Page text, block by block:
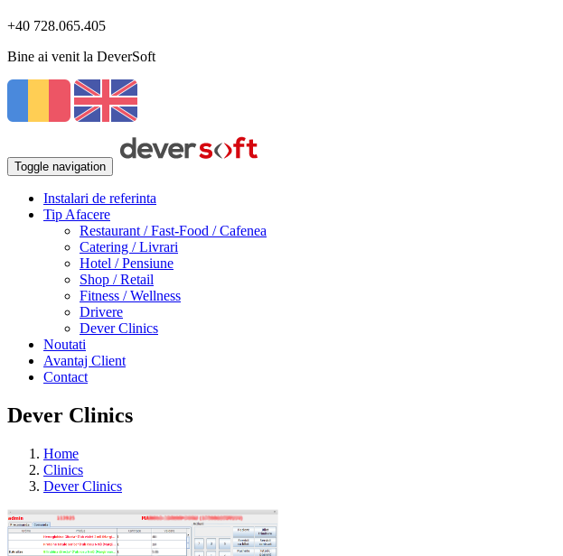
+40 728.065.405
Bine ai venit la DeverSoft
Toggle navigation
Instalari de referinta
Tip Afacere
Restaurant / Fast-Food / Cafenea
Catering / Livrari
Hotel / Pensiune
Shop / Retail
Fitness / Wellness
Drivere
Dever Clinics
Noutati
Avantaj Client
Contact
Dever Clinics
Home
Clinics
Dever Clinics